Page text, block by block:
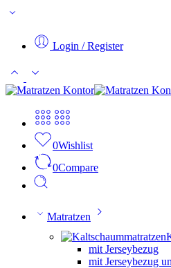
Login / Register
0Wishlist
0Compare
Matratzen
mit Jerseybezug
mit Jerseybezug